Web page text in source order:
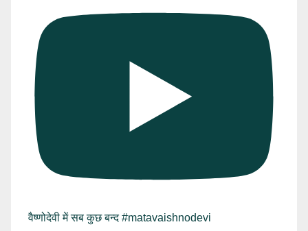
वैष्णोदेवी में सब कुछ बन्द #matavaishnodevi